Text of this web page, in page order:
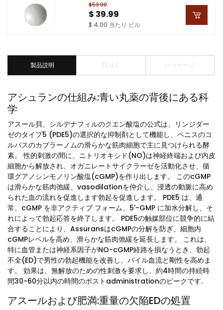
$53.00
$ 39.99
$ 4.00 当たり ピル
製品説明 口コミ パッケージ
アシュランの仕組み:青い丸薬の背後にある科
学
アスール貝、シルデナフィルのクエン酸塩の公式は、リンジダー
ゼのタイプ5 (PDE5)の選択的な抑制剤として機能し、ペニスのコ
ルパスのカブラーノムの滑らかな筋肉細胞で主に見つけられる酵
素。 性的刺激の間に、ニトリオキシド(NO)は神経終端および内皮
細胞から解放され、オガニレートサイクラーゼを活動化させ、循
環グアノシンモノリン酸塩(cGMP)を作り出します。 このcGMP
は滑らかな筋肉弛緩、vasodilationを仲介し、浸透の動脈に高め
られた血の流れを促進します勃起を促進します。 PDE5 は、通
常、cGMP を非アクティブ フォーム、5'-GMP に加水分解し、そ
れによって勃起応答を終了します。 PDE5の触媒部位に競争的に結
合することにより、AssuransはcGMPの分解を防ぎ、細胞内
cGMPレベルを高め、滑らかな筋肉弛緩を延長します。 これは、
特に血管または神経系因子がNO-cGMP経路を損なうとき、勃起
不全(ED)で男性の勃起機能を改善し、パイル血流と剛性を高めま
す。 効果は、無解放のための性刺激を要求し、約4時間の持続時
間30-60分以内の時間のポストadministrationのピークです.
アスールおよび肥満:重量の欠陥EDの処置